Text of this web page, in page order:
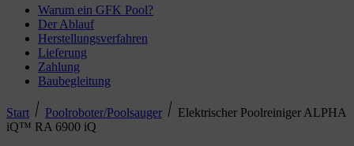
Warum ein GFK Pool?
Der Ablauf
Herstellungsverfahren
Lieferung
Zahlung
Baubegleitung
Start Poolroboter/Poolsauger
Elektrischer Poolreiniger ALPHA
iQ™ RA 6900 iQ